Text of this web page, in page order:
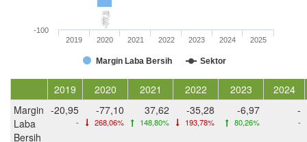
-77,1
Margin Laba Bersih Sektor
2019 2020 2021 2022 2023 2024 2025
-100
2019 2020 2021 2022 2023
2024
Margin
Laba
Bersih
-20,95
-
-77,10
268,06%
37,62
148,80%
-35,28
193,78%
-6,97
80,26%
-
-